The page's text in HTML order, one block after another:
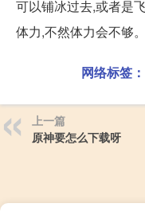
可以铺冰过去,或者是
体力,不然体力会不够
网络标签：
上一篇
原神要怎么下载呀